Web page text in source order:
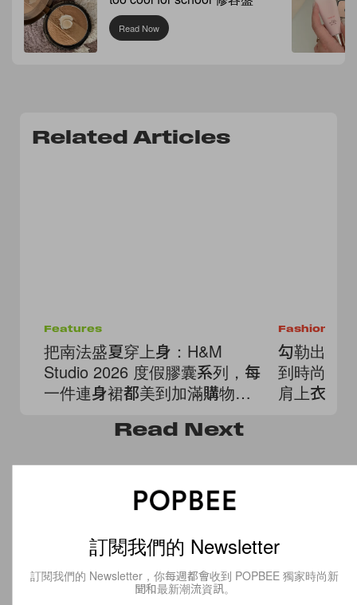
Read Now
Related Articles
Features
把南法盛夏穿上身：H&M
Studio 2026 度假膠囊系列，每
一件連身裙都美到加滿購物
Fashion
勾勒出鎖
到時尚博
肩上衣」
Read Next
訂閱我們的 Newsletter
訂閱我們的 Newsletter，你每週都會收到 POPBEE 獨家時尚新
聞和最新潮流資訊。